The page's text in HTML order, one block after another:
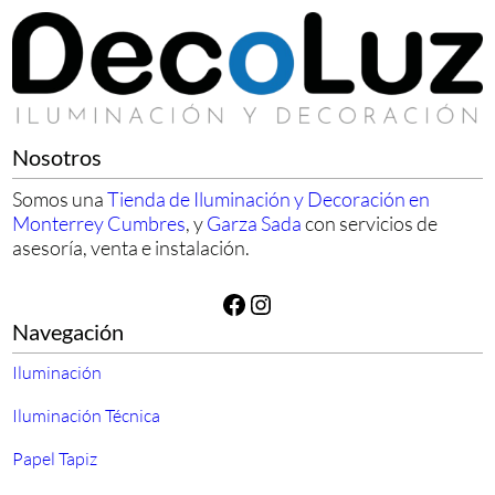
Nosotros
Somos unaTienda de Iluminación y Decoración en
Monterrey Cumbres, yGarza Sadacon servicios de
asesoría, venta e instalación.
Facebook Instagram
Navegación
Iluminación
Iluminación Técnica
Papel Tapiz